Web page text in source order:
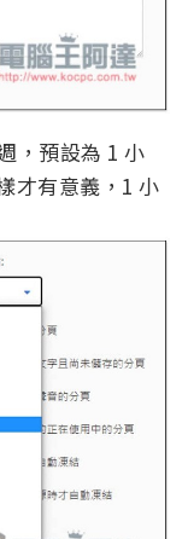
，預設為 1 小
才有意義，1 小